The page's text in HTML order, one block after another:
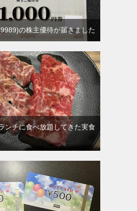
の株主優待が届きました
ンチに食べ放題してきた実食